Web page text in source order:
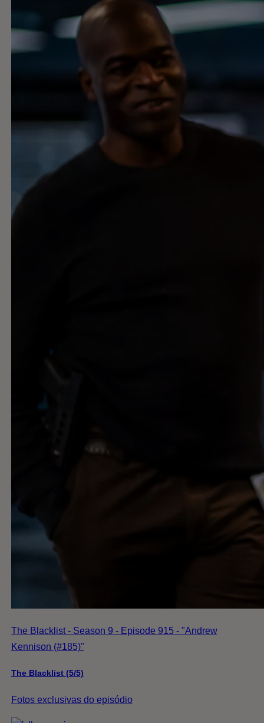
The Blacklist - Season 9 - Episode 915 - "Andrew
Kennison (#185)"
The Blacklist (5/5)
Fotos exclusivas do episódio